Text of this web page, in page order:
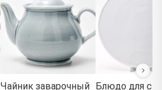
Чайник заварочный
Блюдо для